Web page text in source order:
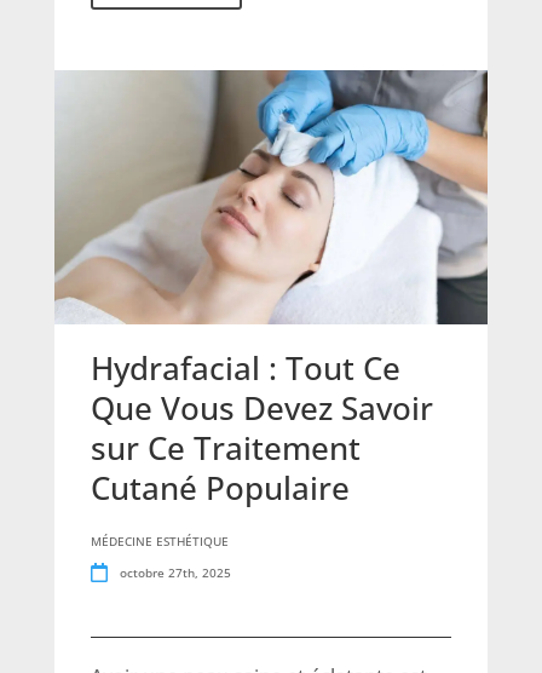
Hydrafacial : Tout Ce
Que Vous Devez Savoir
sur Ce Traitement
Cutané Populaire
MÉDECINE ESTHÉTIQUE
octobre 27th, 2025